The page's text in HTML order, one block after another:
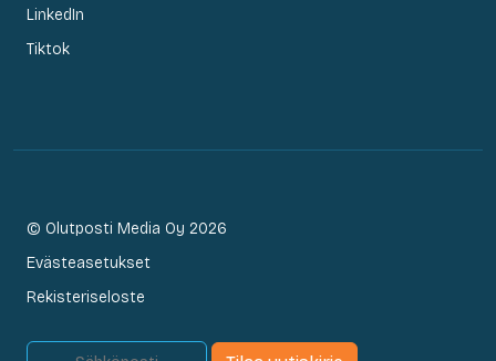
LinkedIn
Tiktok
© Olutposti Media Oy 2026
Evästeasetukset
Rekisteriseloste